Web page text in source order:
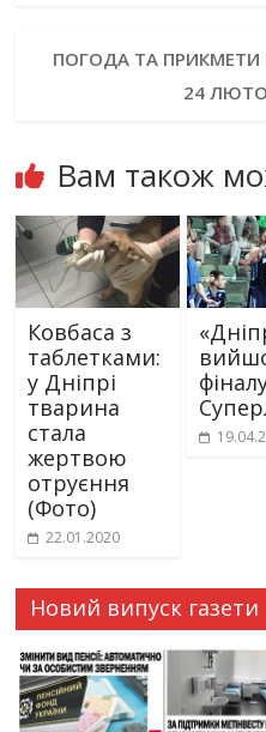
ПОГОДА ТА ПРИКМЕТИ
24
Вам також
Ковбаса з
таблетками:
у Дніпрі
тварина
стала
жертвою
отруєння
(Фото)
22.01.2020
Новий випуск газети